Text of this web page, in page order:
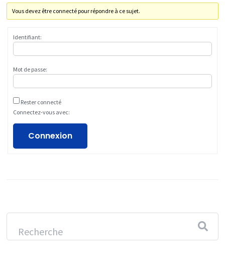
Vous devez être connecté pour répondre à ce sujet.
Identifiant:
Mot de passe:
Rester connecté
Connectez-vous avec:
Connexion